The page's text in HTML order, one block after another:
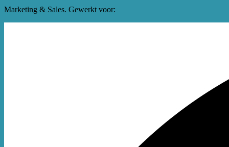
Marketing & Sales. Gewerkt voor: